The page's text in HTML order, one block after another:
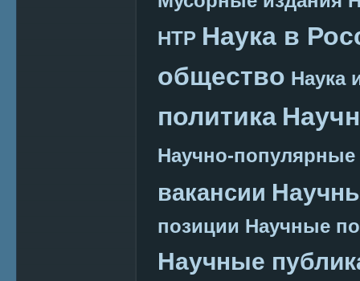
НТР Наука в
общество Наука
политика
Научно-
вакансии
позиции Научные
Научные